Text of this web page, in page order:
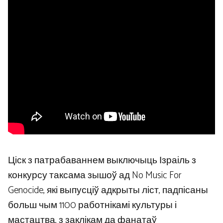
Ціск з патрабаваннем выключыць Ізраіль з
конкурсу таксама зышоў ад No Music For
Genocide, які выпусціў адкрыты ліст, падпісаны
больш чым 1100 работнікамі культуры і